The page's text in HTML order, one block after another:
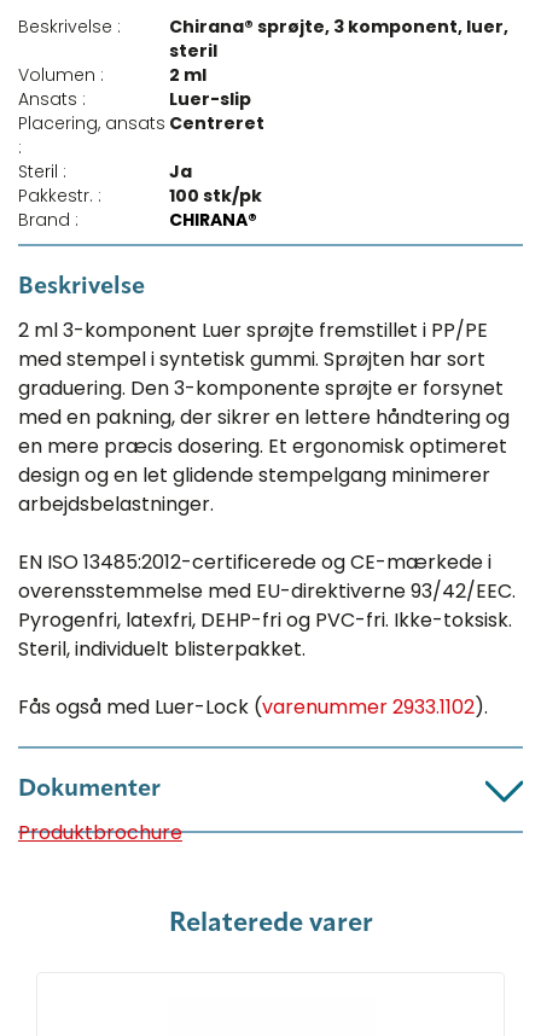
Beskrivelse :
Chirana® sprøjte, 3 komponent, luer,
steril
Volumen :
2 ml
Ansats :
Luer-slip
Placering, ansats
:
Centreret
Steril :
Ja
Pakkestr. :
100 stk/pk
Brand :
CHIRANA®
Beskrivelse
2 ml 3-komponent Luer sprøjte fremstillet i PP/PE
med stempel i syntetisk gummi. Sprøjten har sort
graduering. Den 3-komponente sprøjte er forsynet
med en pakning, der sikrer en lettere håndtering og
en mere præcis dosering. Et ergonomisk optimeret
design og en let glidende stempelgang minimerer
arbejdsbelastninger.
EN ISO 13485:2012-certificerede og CE-mærkede i
overensstemmelse med EU-direktiverne 93/42/EEC.
Pyrogenfri, latexfri, DEHP-fri og PVC-fri. Ikke-toksisk.
Steril, individuelt blisterpakket.
Fås også med Luer-Lock (varenummer 2933.1102).
Dokumenter
Produktbrochure
Relaterede varer